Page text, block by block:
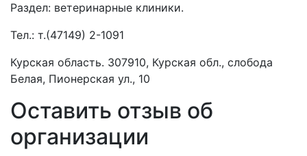
Раздел: ветеринарные клиники.
Тел.: т.(47149) 2-1091
Курская область. 307910, Курская обл., слобода
Белая, Пионерская ул., 10
Оставить отзыв об
организации